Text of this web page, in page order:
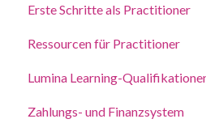
Beantworten Sie einen
Erste Schritte als Practitioner
Ein Projekt erstellen,
Ressourcen für Practitioner
Leitfäden für Coaching und
Lumina Learning-
Online-Lernportal (LLXP)
Zahlungs- und Finanzsystem